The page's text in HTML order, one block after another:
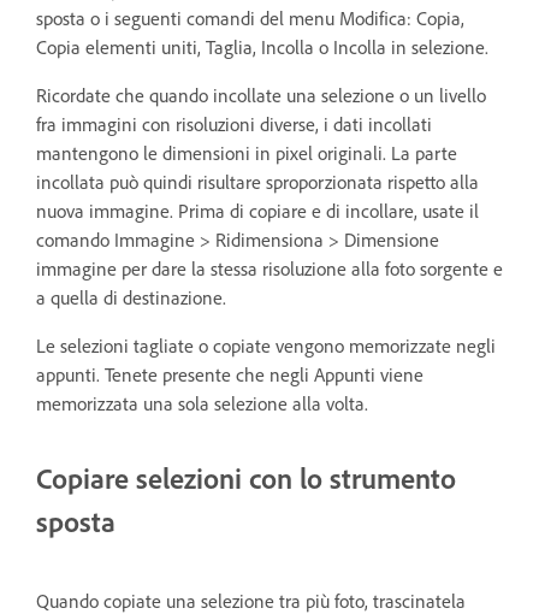
sposta o i seguenti comandi del menu Modifica: Copia,
Copia elementi uniti, Taglia, Incolla o Incolla in selezione.
Ricordate che quando incollate una selezione o un livello
fra immagini con risoluzioni diverse, i dati incollati
mantengono le dimensioni in pixel originali. La parte
incollata può quindi risultare sproporzionata rispetto alla
nuova immagine. Prima di copiare e di incollare, usate il
comando Immagine > Ridimensiona > Dimensione
immagine per dare la stessa risoluzione alla foto sorgente e
a quella di destinazione.
Le selezioni tagliate o copiate vengono memorizzate negli
appunti. Tenete presente che negli Appunti viene
memorizzata una sola selezione alla volta.
Copiare selezioni con lo strumento
sposta
Quando copiate una selezione tra più foto, trascinatela